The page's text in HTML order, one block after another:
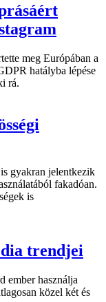
meg Európában a
hatályba lépése
rá.
gyakran jelentkezik
fakadóan.
is
trendjei
ember használja
közel két és